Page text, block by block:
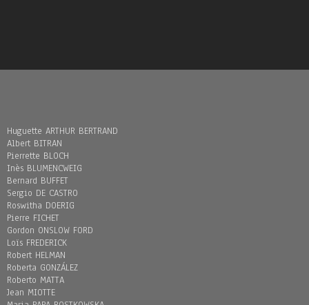
Huguette ARTHUR BERTRAND
Albert BITRAN
Pierrette BLOCH
Inès BLUMENCWEIG
Bernard BUFFET
Sergio DE CASTRO
Roswitha DOERIG
Pierre FICHET
Gordon ONSLOW FORD
Loïs FREDERICK
Robert HELMAN
Roberta GONZÁLEZ
Roberto MATTA
Jean MIOTTE